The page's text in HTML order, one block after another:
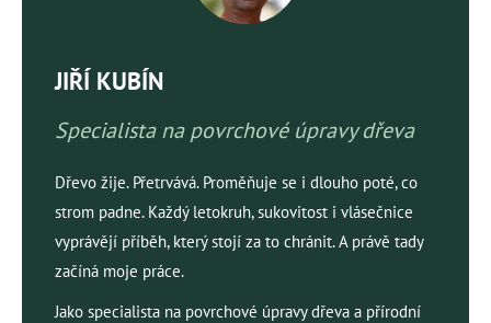
JIŘÍ KUBÍN
Specialista na povrchové úpravy dřeva
Dřevo žije. Přetrvává. Proměňuje se i dlouho poté, co
strom padne. Každý letokruh, sukovitost i vlásečnice
vyprávějí příběh, který stojí za to chránit. A právě tady
začíná moje práce.
Jako specialista na povrchové úpravy dřeva a přírodní